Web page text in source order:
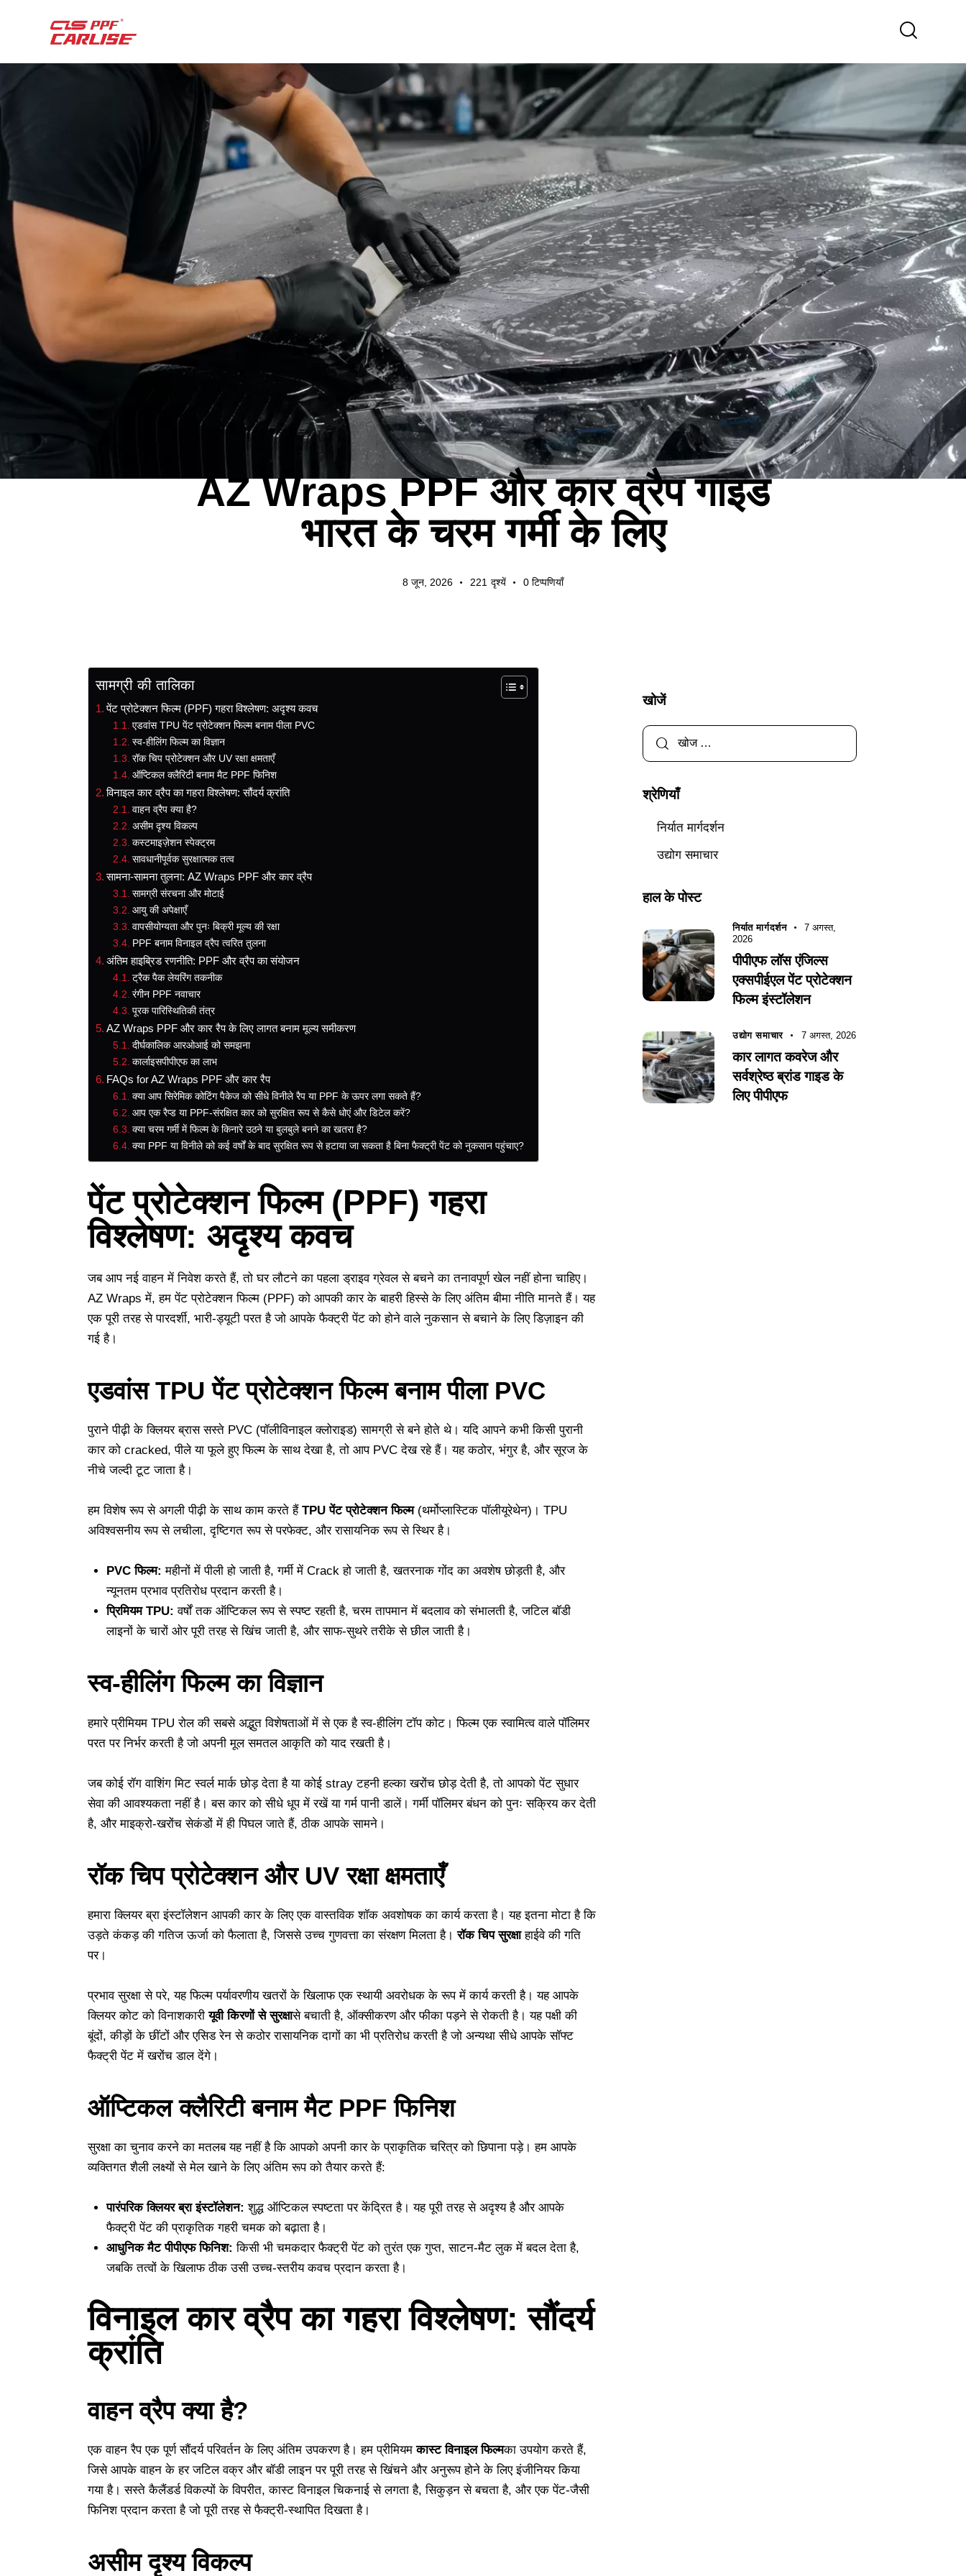
उद्योग समाचार
AZ Wraps PPF और कार व्रैप गाइड
भारत के चरम गर्मी के लिए
8 जून, 2026 221 दृश्यें 0 टिप्पणियाँ
सामग्री की तालिका
पेंट प्रोटेक्शन फिल्म (PPF) गहरा विश्लेषण: अदृश्य कवच
एडवांस TPU पेंट प्रोटेक्शन फिल्म बनाम पीला PVC
स्व-हीलिंग फिल्म का विज्ञान
रॉक चिप प्रोटेक्शन और UV रक्षा क्षमताएँ
ऑप्टिकल क्लैरिटी बनाम मैट PPF फिनिश
विनाइल कार व्रैप का गहरा विश्लेषण: सौंदर्य क्रांति
वाहन व्रैप क्या है?
असीम दृश्य विकल्प
कस्टमाइज़ेशन स्पेक्ट्रम
सावधानीपूर्वक सुरक्षात्मक तत्व
सामना-सामना तुलना: AZ Wraps PPF और कार व्रैप
सामग्री संरचना और मोटाई
आयु की अपेक्षाएँ
वापसीयोग्यता और पुनः बिक्री मूल्य की रक्षा
PPF बनाम विनाइल व्रैप त्वरित तुलना
अंतिम हाइब्रिड रणनीति: PPF और व्रैप का संयोजन
ट्रैक पैक लेयरिंग तकनीक
रंगीन PPF नवाचार
पूरक पारिस्थितिकी तंत्र
AZ Wraps PPF और कार रैप के लिए लागत बनाम मूल्य समीकरण
दीर्घकालिक आरओआई को समझना
कार्लाइसपीपीएफ का लाभ
FAQs for AZ Wraps PPF और कार रैप
क्या आप सिरेमिक कोटिंग पैकेज को सीधे विनीले रैप या PPF के ऊपर लगा सकते हैं?
आप एक रैप्ड या PPF-संरक्षित कार को सुरक्षित रूप से कैसे धोएं और डिटेल करें?
क्या चरम गर्मी में फिल्म के किनारे उठने या बुलबुले बनने का खतरा है?
क्या PPF या विनीले को कई वर्षों के बाद सुरक्षित रूप से हटाया जा सकता है बिना फैक्ट्री पेंट को नुकसान पहुंचाए?
पेंट प्रोटेक्शन फिल्म (PPF) गहरा
विश्लेषण: अदृश्य कवच
जब आप नई वाहन में निवेश करते हैं, तो घर लौटने का पहला ड्राइव ग्रेवल से बचने का तनावपूर्ण खेल नहीं होना चाहिए।
AZ Wraps में, हम पेंट प्रोटेक्शन फिल्म (PPF) को आपकी कार के बाहरी हिस्से के लिए अंतिम बीमा नीति मानते हैं। यह
एक पूरी तरह से पारदर्शी, भारी-ड्यूटी परत है जो आपके फैक्ट्री पेंट को होने वाले नुकसान से बचाने के लिए डिज़ाइन की
गई है।
एडवांस TPU पेंट प्रोटेक्शन फिल्म बनाम पीला PVC
पुराने पीढ़ी के क्लियर ब्रास सस्ते PVC (पॉलीविनाइल क्लोराइड) सामग्री से बने होते थे। यदि आपने कभी किसी पुरानी
कार को cracked, पीले या फूले हुए फिल्म के साथ देखा है, तो आप PVC देख रहे हैं। यह कठोर, भंगुर है, और सूरज के
नीचे जल्दी टूट जाता है।
हम विशेष रूप से अगली पीढ़ी के साथ काम करते हैं TPU पेंट प्रोटेक्शन फिल्म(थर्मोप्लास्टिक पॉलीयूरेथेन)। TPU
अविश्वसनीय रूप से लचीला, दृष्टिगत रूप से परफेक्ट, और रासायनिक रूप से स्थिर है।
PVC फिल्म: महीनों में पीली हो जाती है, गर्मी में Crack हो जाती है, खतरनाक गोंद का अवशेष छोड़ती है, और
न्यूनतम प्रभाव प्रतिरोध प्रदान करती है।
प्रिमियम TPU: वर्षों तक ऑप्टिकल रूप से स्पष्ट रहती है, चरम तापमान में बदलाव को संभालती है, जटिल बॉडी
लाइनों के चारों ओर पूरी तरह से खिंच जाती है, और साफ-सुथरे तरीके से छील जाती है।
स्व-हीलिंग फिल्म का विज्ञान
हमारे प्रीमियम TPU रोल की सबसे अद्भुत विशेषताओं में से एक है स्व-हीलिंग टॉप कोट। फिल्म एक स्वामित्व वाले पॉलिमर
परत पर निर्भर करती है जो अपनी मूल समतल आकृति को याद रखती है।
जब कोई रॉग वाशिंग मिट स्वर्ल मार्क छोड़ देता है या कोई stray टहनी हल्का खरोंच छोड़ देती है, तो आपको पेंट सुधार
सेवा की आवश्यकता नहीं है। बस कार को सीधे धूप में रखें या गर्म पानी डालें। गर्मी पॉलिमर बंधन को पुनः सक्रिय कर देती
है, और माइक्रो-खरोंच सेकंडों में ही पिघल जाते हैं, ठीक आपके सामने।
रॉक चिप प्रोटेक्शन और UV रक्षा क्षमताएँ
हमारा क्लियर ब्रा इंस्टॉलेशन आपकी कार के लिए एक वास्तविक शॉक अवशोषक का कार्य करता है। यह इतना मोटा है कि
उड़ते कंकड़ की गतिज ऊर्जा को फैलाता है, जिससे उच्च गुणवत्ता का संरक्षण मिलता है।रॉक चिप सुरक्षाहाईवे की गति
पर।
प्रभाव सुरक्षा से परे, यह फिल्म पर्यावरणीय खतरों के खिलाफ एक स्थायी अवरोधक के रूप में कार्य करती है। यह आपके
क्लियर कोट को विनाशकारीयूवी किरणों से सुरक्षासे बचाती है, ऑक्सीकरण और फीका पड़ने से रोकती है। यह पक्षी की
बूंदों, कीड़ों के छींटों और एसिड रेन से कठोर रासायनिक दागों का भी प्रतिरोध करती है जो अन्यथा सीधे आपके सॉफ्ट
फैक्ट्री पेंट में खरोंच डाल देंगे।
ऑप्टिकल क्लैरिटी बनाम मैट PPF फिनिश
सुरक्षा का चुनाव करने का मतलब यह नहीं है कि आपको अपनी कार के प्राकृतिक चरित्र को छिपाना पड़े। हम आपके
व्यक्तिगत शैली लक्ष्यों से मेल खाने के लिए अंतिम रूप को तैयार करते हैं:
पारंपरिक क्लियर ब्रा इंस्टॉलेशन: शुद्ध ऑप्टिकल स्पष्टता पर केंद्रित है। यह पूरी तरह से अदृश्य है और आपके
फैक्ट्री पेंट की प्राकृतिक गहरी चमक को बढ़ाता है।
आधुनिक मैट पीपीएफ फिनिश: किसी भी चमकदार फैक्ट्री पेंट को तुरंत एक गुप्त, साटन-मैट लुक में बदल देता है,
जबकि तत्वों के खिलाफ ठीक उसी उच्च-स्तरीय कवच प्रदान करता है।
विनाइल कार व्रैप का गहरा विश्लेषण: सौंदर्य
क्रांति
वाहन व्रैप क्या है?
एक वाहन रैप एक पूर्ण सौंदर्य परिवर्तन के लिए अंतिम उपकरण है। हम प्रीमियमकास्ट विनाइल फिल्मका उपयोग करते हैं,
जिसे आपके वाहन के हर जटिल वक्र और बॉडी लाइन पर पूरी तरह से खिंचने और अनुरूप होने के लिए इंजीनियर किया
गया है। सस्ते कैलैंडर्ड विकल्पों के विपरीत, कास्ट विनाइल चिकनाई से लगता है, सिकुड़न से बचता है, और एक पेंट-जैसी
फिनिश प्रदान करता है जो पूरी तरह से फैक्ट्री-स्थापित दिखता है।
असीम दृश्य विकल्प
खोजें
श्रेणियाँ
निर्यात मार्गदर्शन
उद्योग समाचार
हाल के पोस्ट
निर्यात मार्गदर्शन
7 अगस्त,
2026
पीपीएफ लॉस एंजिल्स
एक्सपीईएल पेंट प्रोटेक्शन
फिल्म इंस्टॉलेशन
उद्योग समाचार 7 अगस्त, 2026
कार लागत कवरेज और
सर्वश्रेष्ठ ब्रांड गाइड के
लिए पीपीएफ